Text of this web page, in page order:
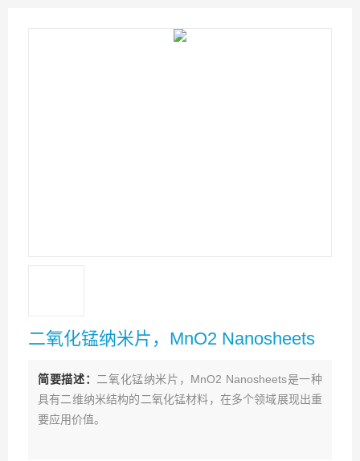
二氧化锰纳米片，MnO2 Nanosheets‌
简要描述：
二氧化锰纳米片，MnO2 Nanosheets‌是一种
具有二维纳米结构的二氧化锰材料，在多个领域展现出重
要应用价值。